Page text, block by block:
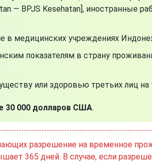
— BPJS Kesehatan], иностранные
в медицинских учреждениях
показателям в страну
или здоровью третьих лиц на
30 000 долларов США.
разрешение на временное
365 дней. В случае, если